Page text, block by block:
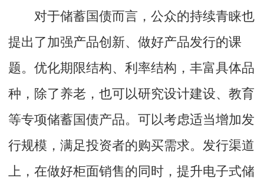
对于储蓄国债而言，公众的持续青睐也
提出了加强产品创新、做好产品发行的课
题。优化期限结构、利率结构，丰富具体品
种，除了养老，也可以研究设计建设、教育
等专项储蓄国债产品。可以考虑适当增加发
行规模，满足投资者的购买需求。发行渠道
上，在做好柜面销售的同时，提升电子式储